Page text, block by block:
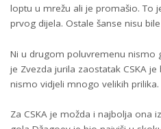
loptu u mrežu ali je promašio. To
prvog dijela. Ostale šanse nisu
Ni u drugom poluvremenu nismo
je Zvezda jurila zaostatak CSKA
nismo vidjeli mnogo velikih prilika.
Za CSKA je možda i najbolja ona